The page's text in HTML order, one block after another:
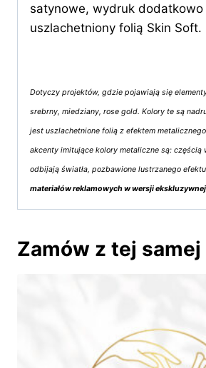
satynowe, wydruk dodatkowo
uszlachetniony folią Skin Soft.
Dotyczy projektów, gdzie pojawiają się
srebrny, miedziany, rose gold. Kolory te są
jest uszlachetnione folią z efektem
akcenty imitujące kolory metaliczne są: częścią
odbijają światła, pozbawione lustrzanego
materiałów reklamowych w wersji
Zamów z tej